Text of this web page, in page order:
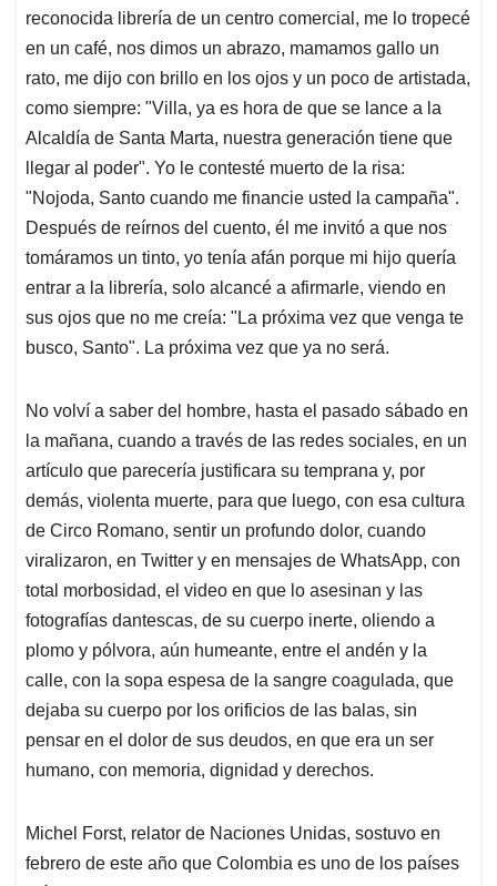
reconocida librería de un centro comercial, me lo tropecé
en un café, nos dimos un abrazo, mamamos gallo un
rato, me dijo con brillo en los ojos y un poco de artistada,
como siempre: "Villa, ya es hora de que se lance a la
Alcaldía de Santa Marta, nuestra generación tiene que
llegar al poder". Yo le contesté muerto de la risa:
"Nojoda, Santo cuando me financie usted la campaña".
Después de reírnos del cuento, él me invitó a que nos
tomáramos un tinto, yo tenía afán porque mi hijo quería
entrar a la librería, solo alcancé a afirmarle, viendo en
sus ojos que no me creía: "La próxima vez que venga te
busco, Santo". La próxima vez que ya no será.
No volví a saber del hombre, hasta el pasado sábado en
la mañana, cuando a través de las redes sociales, en un
artículo que parecería justificara su temprana y, por
demás, violenta muerte, para que luego, con esa cultura
de Circo Romano, sentir un profundo dolor, cuando
viralizaron, en Twitter y en mensajes de WhatsApp, con
total morbosidad, el video en que lo asesinan y las
fotografías dantescas, de su cuerpo inerte, oliendo a
plomo y pólvora, aún humeante, entre el andén y la
calle, con la sopa espesa de la sangre coagulada, que
dejaba su cuerpo por los orificios de las balas, sin
pensar en el dolor de sus deudos, en que era un ser
humano, con memoria, dignidad y derechos.
Michel Forst, relator de Naciones Unidas, sostuvo en
febrero de este año que Colombia es uno de los países